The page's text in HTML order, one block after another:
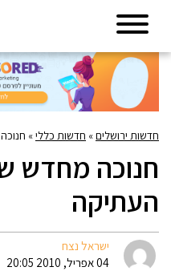
חדשות ירושלים» חדשות כללי»
חנוכה מחדש
העתיקה
ישראל נצח
04 אפריל, 2010 20:05